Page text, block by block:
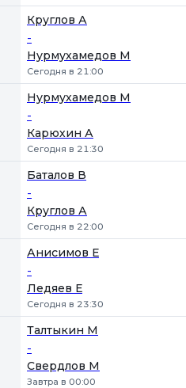
Круглов А
-
Нурмухамедов М
Сегодня в 21:00
Нурмухамедов М
-
Карюхин А
Сегодня в 21:30
Баталов В
-
Круглов А
Сегодня в 22:00
Анисимов Е
-
Ледяев Е
Сегодня в 23:30
Талтыкин М
-
Свердлов М
Завтра в 00:00